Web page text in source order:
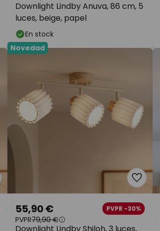
Downlight Lindby Anuva, 86 cm, 5
luces, beige, papel
En stock
Novedad
Downlight Lindby Shiloh, 3 luces,
55,90 € PVPR -30%
PVPR79,90 €